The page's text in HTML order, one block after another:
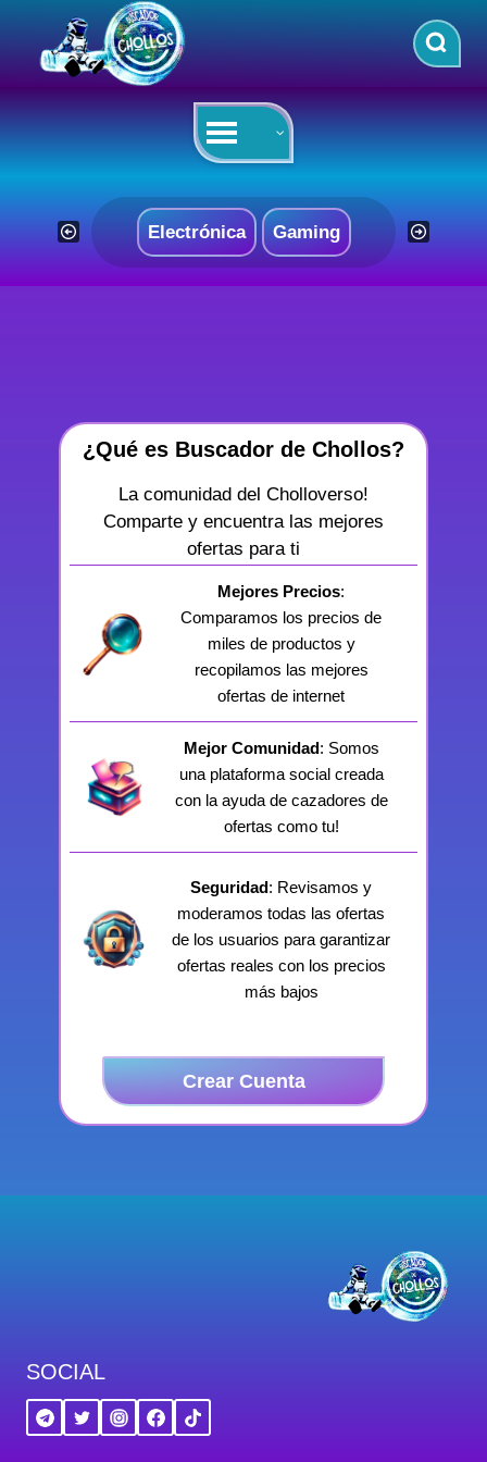
contenido
Electrónica Gaming
¿Qué es Buscador de Chollos?
La comunidad del Cholloverso!
Comparte y encuentra las mejores
ofertas para ti
Mejores Precios:
Comparamos los precios de
miles de productos y
recopilamos las mejores
ofertas de internet
Mejor Comunidad: Somos
una plataforma social creada
con la ayuda de cazadores de
ofertas como tu!
Seguridad: Revisamos y
moderamos todas las ofertas
de los usuarios para garantizar
ofertas reales con los precios
más bajos
Crear Cuenta
SOCIAL